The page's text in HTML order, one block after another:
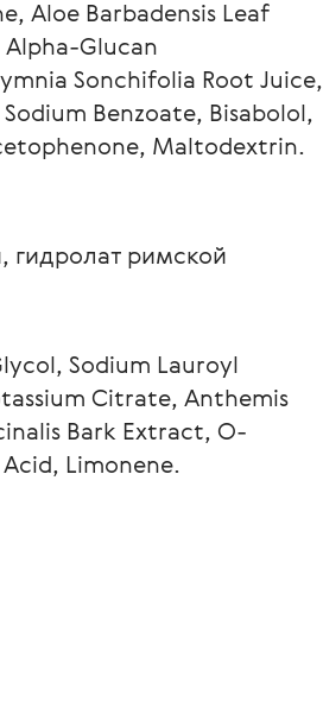
Aloe Barbadensis Leaf
Glucan
Sonchifolia Root Juice,
Benzoate, Bisabolol,
Maltodextrin.
гидролат римской
Sodium Lauroyl
Citrate, Anthemis
Bark Extract, O-
Limonene.